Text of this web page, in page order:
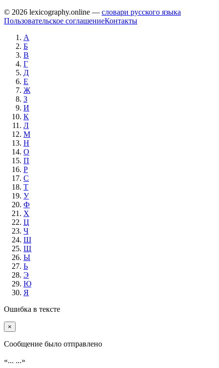
© 2026 lexicography.online — словари русского языка
Пользовательское соглашениеКонтакты
А
Б
В
Г
Д
Е
Ж
З
И
К
Л
М
Н
О
П
Р
С
Т
У
Ф
Х
Ц
Ч
Ш
Щ
Ы
Ь
Э
Ю
Я
Ошибка в тексте
×
Cообщение было отправлено
«... ...»